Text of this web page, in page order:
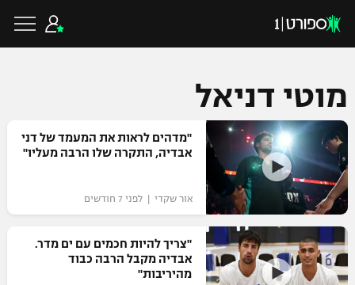
כדורגל ישראלי
ליגת העל
גביע הטוטו
כדורגל עולמי
ליגת האלופות
ליגה אירופית
כדורסל ישראלי
מוטי דניאל
"מדהים לראות את המעמד של דני
אבדיה, התקרה שלו הרבה מעליו"
אור שקדי | לפני 7 חודשים
"צריך להיות חכמים עם ים מדר.
אבדיה מקבל הרבה כבוד
מהיריבות"